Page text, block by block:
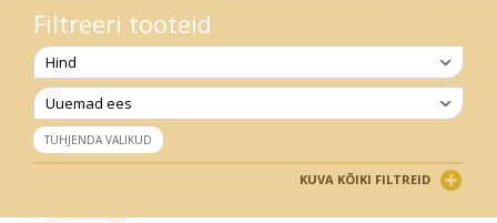
Filtreeri tooteid
Hind
Uuemad ees
TÜHJENDA VALIKUD
KUVA KÕIKI FILTREID